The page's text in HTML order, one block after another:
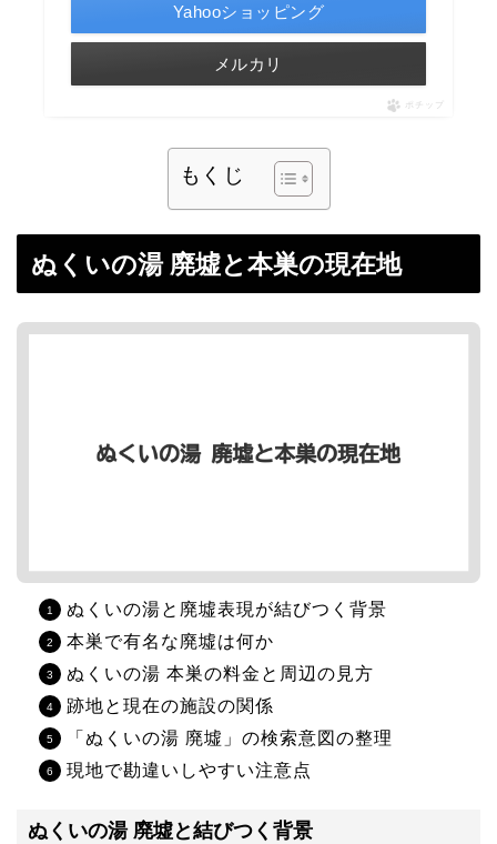
Yahooショッピング
メルカリ
ポチップ
もくじ
ぬくいの湯 廃墟と本巣の現在地
ぬくいの湯と廃墟表現が結びつく背景
本巣で有名な廃墟は何か
ぬくいの湯 本巣の料金と周辺の見方
跡地と現在の施設の関係
「ぬくいの湯 廃墟」の検索意図の整理
現地で勘違いしやすい注意点
ぬくいの湯 廃墟と結びつく背景